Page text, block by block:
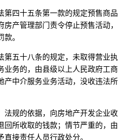
四十五条第一款的规定预售商品
产管理部门责令停止预售活动，
。
五十八条的规定，未取得营业执
业务的，由县级以上人民政府工商
产中介服务业务活动，没收违法所
规的依据，向房地产开发企业收
回所收取的钱款；情节严重的，由
直接责任人员行政处分。